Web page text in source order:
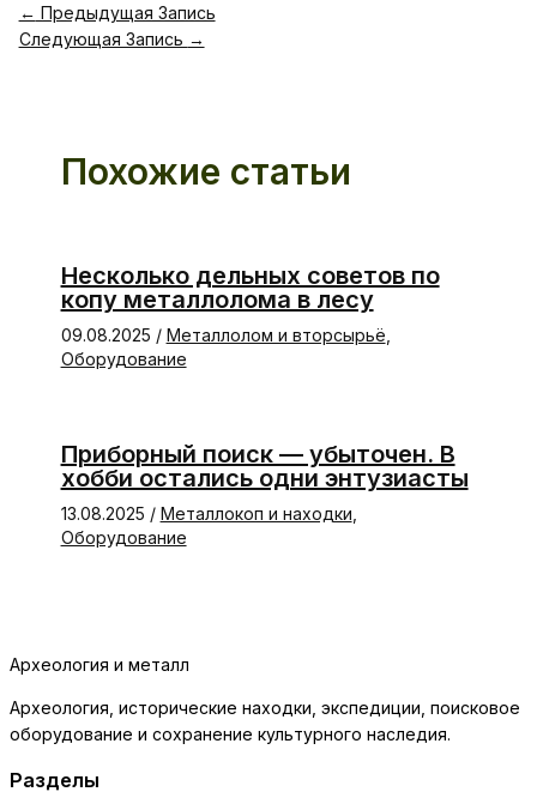
← Предыдущая Запись
Следующая Запись →
Похожие статьи
Несколько дельных советов по
копу металлолома в лесу
09.08.2025 / Металлолом и вторсырьё
Оборудование
Приборный поиск — убыточен. В
хобби остались одни энтузиасты
13.08.2025 / Металлокоп и находки
Оборудование
Археология и металл
Археология, исторические находки, экспедиции, поисковое
оборудование и сохранение культурного наследия.
Разделы